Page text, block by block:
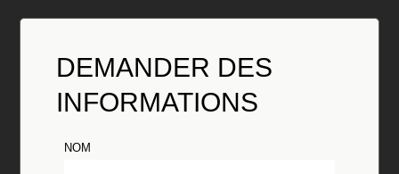
DEMANDER DES
INFORMATIONS
NOM